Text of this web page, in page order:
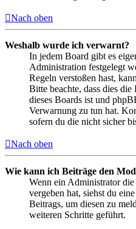
Nach oben
Weshalb wurde ich verwarnt?
In jedem Board gibt es
Administration festgelegt
Regeln verstoßen hast,
Bitte beachte, dass dies
dieses Boards ist und
Verwarnung zu tun hat.
sofern du die nicht sicher
Nach oben
Wie kann ich Beiträge den
Wenn ein Administrator
vergeben hat, siehst du
Beitrags, um diesen zu
weiteren Schritte geführt.